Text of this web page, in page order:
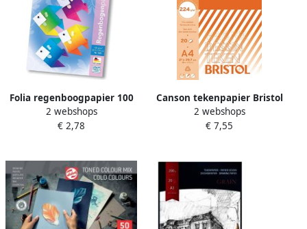
Folia regenboogpapier 100
g ft 22 x 32 cm
geassorteerde kleuren pak
2 webshops
€ 2,78
Canson tekenpapier Bristol
224 g ft 21 x 29 7 cm A4
blok van 20 vel
2 webshops
€ 7,55